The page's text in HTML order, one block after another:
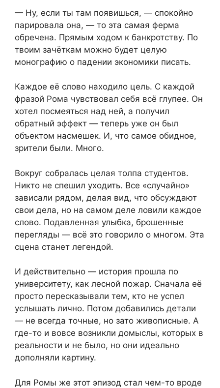
— Ну, если ты там появишься, — спокойно
парировала она, — то эта самая ферма
обречена. Прямым ходом к банкротству. По
твоим зачёткам можно будет целую
монографию о падении экономики писать.
Каждое её слово находило цель. С каждой
фразой Рома чувствовал себя всё глупее. Он
хотел посмеяться над ней, а получил
обратный эффект — теперь уже он был
объектом насмешек. И, что самое обидное,
зрители были. Много.
Вокруг собралась целая толпа студентов.
Никто не спешил уходить. Все «случайно»
зависали рядом, делая вид, что обсуждают
свои дела, но на самом деле ловили каждое
слово. Подавленная улыбка, брошенные
перегляды — всё это говорило о многом. Эта
сцена станет легендой.
И действительно — история прошла по
университету, как лесной пожар. Сначала её
просто пересказывали тем, кто не успел
услышать лично. Потом добавились детали
— не всегда точные, но зато живописные. А
где-то и вовсе возникли домыслы, которых в
реальности и не было, но они идеально
дополняли картину.
Для Ромы же этот эпизод стал чем-то вроде